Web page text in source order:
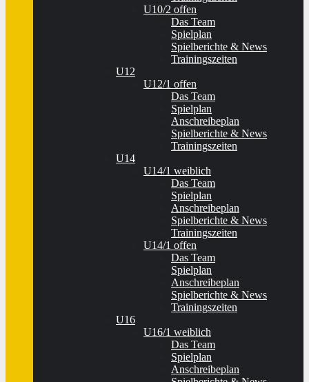
U10/2 offen
Das Team
Spielplan
Spielberichte & News
Trainingszeiten
U12
U12/1 offen
Das Team
Spielplan
Anschreibeplan
Spielberichte & News
Trainingszeiten
U14
U14/1 weiblich
Das Team
Spielplan
Anschreibeplan
Spielberichte & News
Trainingszeiten
U14/1 offen
Das Team
Spielplan
Anschreibeplan
Spielberichte & News
Trainingszeiten
U16
U16/1 weiblich
Das Team
Spielplan
Anschreibeplan